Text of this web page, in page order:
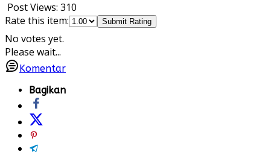
Post Views: 310
Rate this item:
Submit Rating
No votes yet.
Please wait...
Komentar
Bagikan